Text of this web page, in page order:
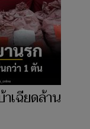
เฉียดล้าน